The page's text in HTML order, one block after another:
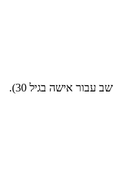
אישה בגיל 30).